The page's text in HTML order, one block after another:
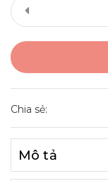
Chia sẻ:
Mô tả